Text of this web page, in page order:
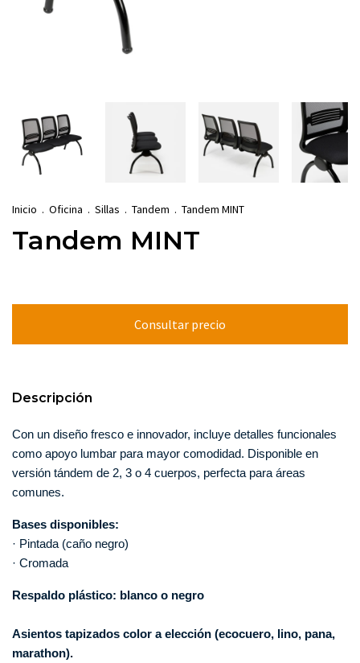
Inicio . Oficina . Sillas . Tandem . Tandem MINT
Tandem MINT
Descripción
Con un diseño fresco e innovador, incluye detalles funcionales
como apoyo lumbar para mayor comodidad. Disponible en
versión tándem de 2, 3 o 4 cuerpos, perfecta para áreas
comunes.
Bases disponibles:
· Pintada (caño negro)
· Cromada
Respaldo plástico: blanco o negro
Asientos tapizados color a elección (ecocuero, lino, pana,
marathon).